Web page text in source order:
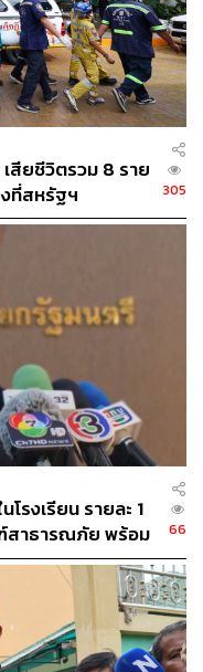
ที่ 9 อำเภอ ได้แก่ นา
, วังวิเศษ, กันตัง,
ำบล 283 หมู่บ้าน
ครัวเรือน 47,426
นที่ 11 อำเภอ ได้แก่
สน, ศรีนครินทร์,
รรพต, ป่าพะยอม
น ประชาชนได้รับ
คน ระดับน้ำลด
ที่ 7 อำเภอ ได้แก่
กาหลง, เมืองฯ และ
ะชาชนได้รับผลกระ
ระดับน้ำเพิ่มขึ้น
พื้นที่ 16 อำเภอ
งหอยโข่ง, ระโนด,
ควนเนียง, นาทวี, สิงห
เทพา และสะบ้าย้อย
นได้รับผลกระทบ
ง
สียชีวิตรวม 8 ราย
ที่สหรัฐฯ
305
รงเรียน รายละ 1
ฑ์สาธารณภัย พร้อม
66